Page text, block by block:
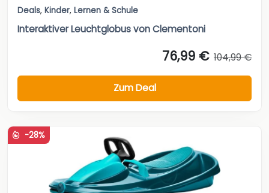
Deals, Kinder, Lernen & Schule
Interaktiver Leuchtglobus von Clementoni
76,99 € 104,99 €
Zum Deal
-28%